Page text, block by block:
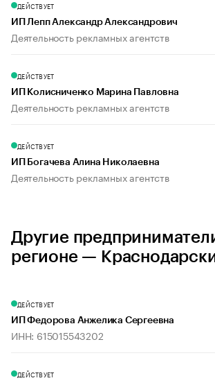
ДЕЙСТВУЕТ
ИП Лепп Александр Александрович
Деятельность рекламных агентств
ДЕЙСТВУЕТ
ИП Колисниченко Марина Павловна
Деятельность рекламных агентств
ДЕЙСТВУЕТ
ИП Богачева Алина Николаевна
Деятельность рекламных агентств
Другие
регионе —
ДЕЙСТВУЕТ
ИП Федорова Анжелика Сергеевна
ИНН: 615015543202
ДЕЙСТВУЕТ